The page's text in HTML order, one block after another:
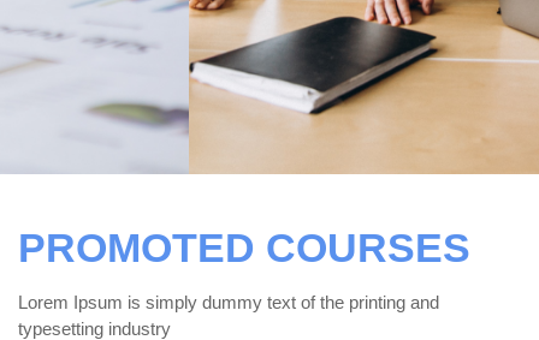
PROMOTED COURSES
Lorem Ipsum is simply dummy text of the printing and
typesetting industry